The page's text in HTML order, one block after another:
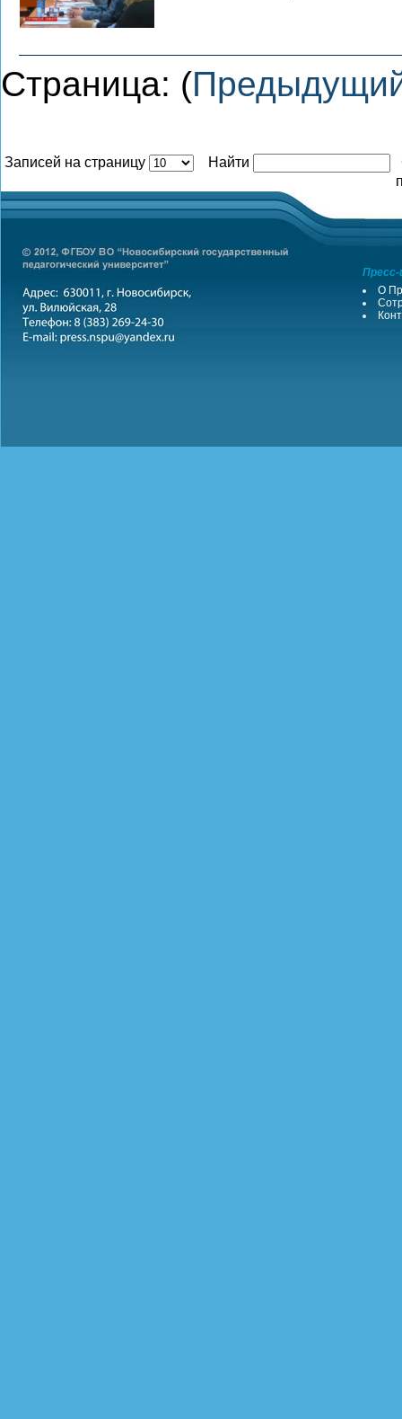
Страница: (
Записей на страницу Найти
О